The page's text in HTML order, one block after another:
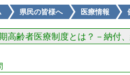
県民の皆様へ 医療情報
高齢者医療制度とは？－納付